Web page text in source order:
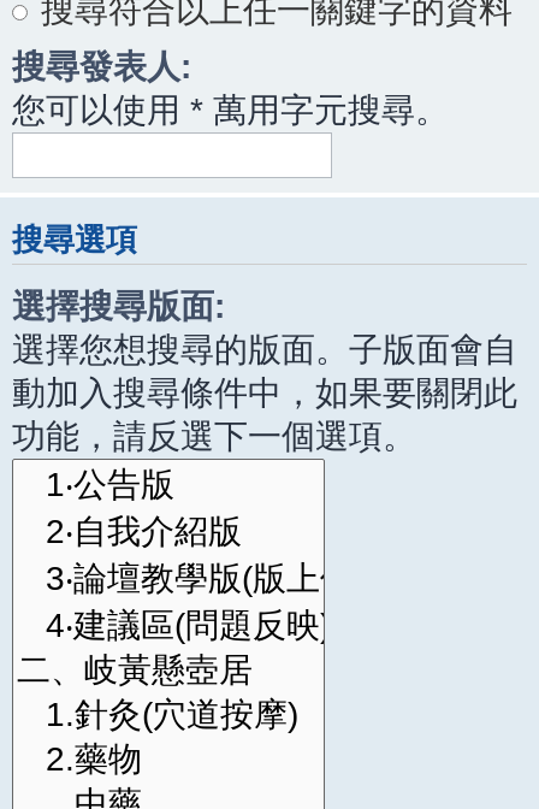
搜尋符合以上任一關鍵字的資料
搜尋發表人:
您可以使用 * 萬用字元搜尋。
搜尋選項
選擇搜尋版面:
選擇您想搜尋的版面。子版面會自
動加入搜尋條件中，如果要關閉此
功能，請反選下一個選項。